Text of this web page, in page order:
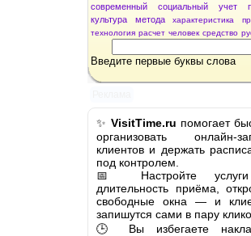
современный социальный учет
культура
метода характеристика
технология расчет человек средство
Введите первые буквы слова
✨ VisitTime.ru помогает
организовать онлайн-
клиентов и держать
под контролем.
📅 Настройте
длительность приёма,
свободные окна — и
запишутся сами в пару
🕒 Вы избегаете